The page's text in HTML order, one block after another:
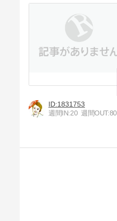
1831753
週間IN:20 週間OUT:80